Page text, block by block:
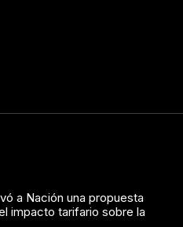
a Nación una propuesta
impacto tarifario sobre la